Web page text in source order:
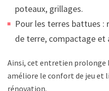
poteaux, grillages.
Pour les terres battues :
de terre, compactage et
Ainsi, cet entretien prolonge
améliore le confort de jeu et
rénovation.